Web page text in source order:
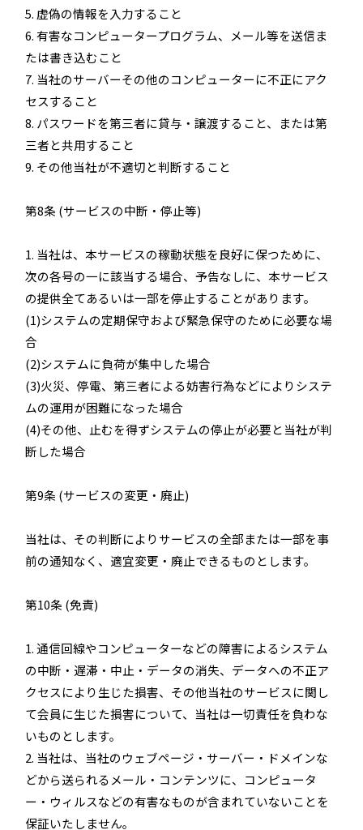
5. 虚偽の情報を入力すること
6. 有害なコンピュータープログラム、メール等を送信ま
たは書き込むこと
7. 当社のサーバーその他のコンピューターに不正にアク
セスすること
8. パスワードを第三者に貸与・譲渡すること、または第
三者と共用すること
9. その他当社が不適切と判断すること
第8条 (サービスの中断・停止等)
1. 当社は、本サービスの稼動状態を良好に保つために、
次の各号の一に該当する場合、予告なしに、本サービス
の提供全てあるいは一部を停止することがあります。
(1)システムの定期保守および緊急保守のために必要な場
合
(2)システムに負荷が集中した場合
(3)火災、停電、第三者による妨害行為などによりシステ
ムの運用が困難になった場合
(4)その他、止むを得ずシステムの停止が必要と当社が判
断した場合
第9条 (サービスの変更・廃止)
当社は、その判断によりサービスの全部または一部を事
前の通知なく、適宜変更・廃止できるものとします。
第10条 (免責)
1. 通信回線やコンピューターなどの障害によるシステム
の中断・遅滞・中止・データの消失、データへの不正ア
クセスにより生じた損害、その他当社のサービスに関し
て会員に生じた損害について、当社は一切責任を負わな
いものとします。
2. 当社は、当社のウェブページ・サーバー・ドメインな
どから送られるメール・コンテンツに、コンピュータ
ー・ウィルスなどの有害なものが含まれていないことを
保証いたしません。